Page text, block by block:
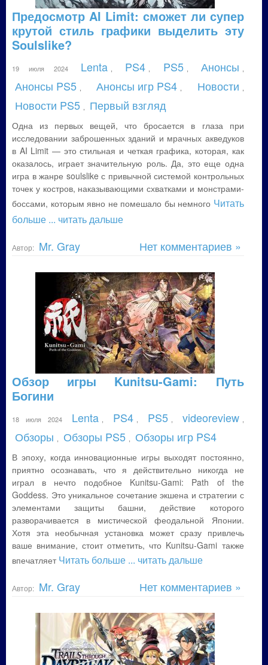
Предосмотр AI Limit: сможет ли супер
крутой стиль графики выделить эту
Soulslike?
19 июля 2024 Lenta PS4 PS5 Анонсы
Анонсы PS5 Анонсы игр PS4 Новости
Новости PS5 Первый взгляд
Одна из первых вещей, что бросается в глаза при
исследовании заброшенных зданий и мрачных акведуков
в AI Limit — это стильная и четкая графика, которая, как
оказалось, играет значительную роль. Да, это еще одна
игра в жанре soulslike с привычной системой контрольных
точек у костров, наказывающими схватками и монстрами-
боссами, которым явно не помешало бы немного Читать
больше ... читать дальше
Автор: Mr. Gray Нет комментариев »
Обзор игры Kunitsu-Gami: Путь
Богини
18 июля 2024 Lenta PS4 PS5 videoreview
Обзоры Обзоры PS5 Обзоры игр PS4
В эпоху, когда инновационные игры выходят постоянно,
приятно осознавать, что я действительно никогда не
играл в нечто подобное Kunitsu-Gami: Path of the
Goddess. Это уникальное сочетание экшена и стратегии с
элементами защиты башни, действие которого
разворачивается в мистической феодальной Японии.
Хотя эта необычная установка может сразу привлечь
ваше внимание, стоит отметить, что Kunitsu-Gami также
впечатляет Читать больше ... читать дальше
Автор: Mr. Gray Нет комментариев »